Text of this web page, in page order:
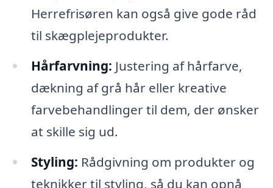
Herrefrisøren kan også give gode råd
til skægplejeprodukter.
Hårfarvning: Justering af hårfarve,
dækning af grå hår eller kreative
farvebehandlinger til dem, der ønsker
at skille sig ud.
Styling: Rådgivning om produkter og
teknikker til styling, så du kan opnå